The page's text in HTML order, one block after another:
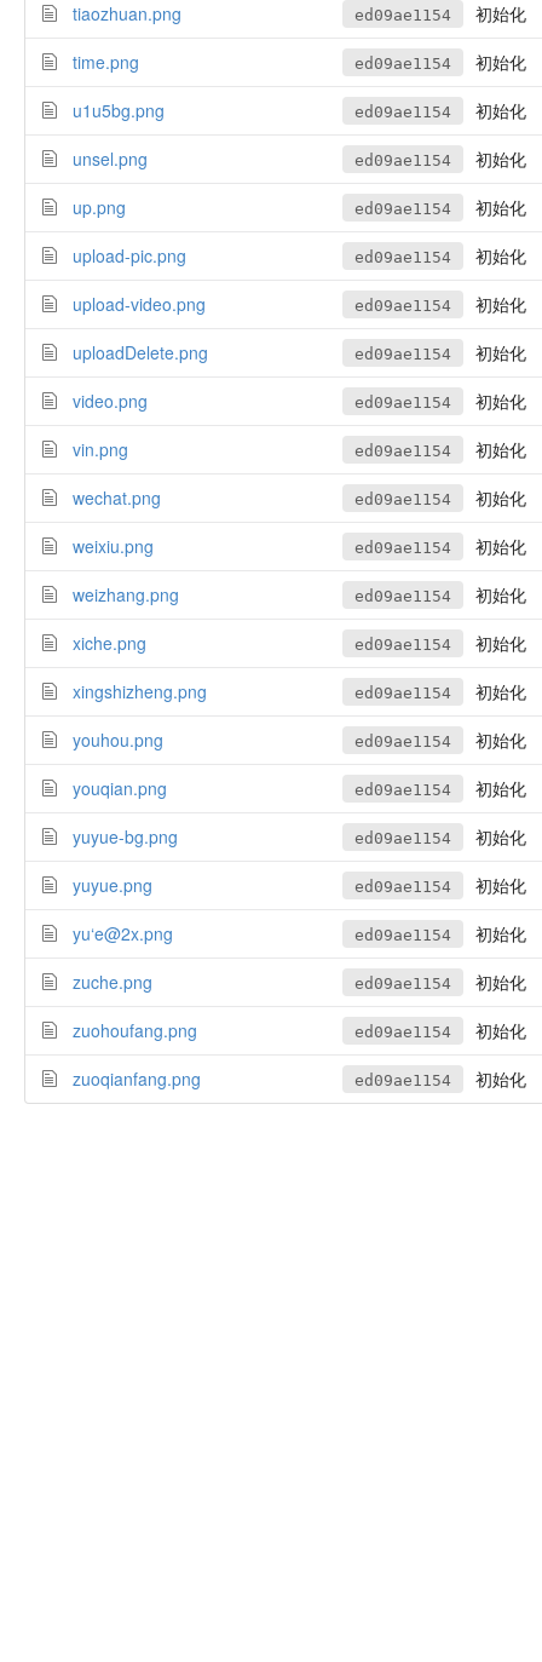
tiaozhuan.png ed09ae1154
初始化
time.png
ed09ae1154
初始化
u1u5bg.png
ed09ae1154
初始化
unsel.png
ed09ae1154
初始化
up.png
ed09ae1154
初始化
upload-pic.png
ed09ae1154
初始化
upload-video.png
ed09ae1154
初始化
uploadDelete.png
ed09ae1154
初始化
video.png
ed09ae1154
初始化
vin.png
ed09ae1154
初始化
wechat.png
ed09ae1154
初始化
weixiu.png
ed09ae1154
初始化
weizhang.png
ed09ae1154
初始化
xiche.png
ed09ae1154
初始化
xingshizheng.png
ed09ae1154
初始化
youhou.png
ed09ae1154
初始化
youqian.png
ed09ae1154
初始化
yuyue-bg.png
ed09ae1154
初始化
yuyue.png
ed09ae1154
初始化
yu‘e@2x.png
ed09ae1154
初始化
zuche.png
ed09ae1154
初始化
zuohoufang.png
ed09ae1154
初始化
zuoqianfang.png
ed09ae1154 初始化